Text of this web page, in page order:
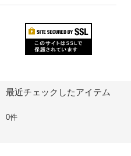
最近チェックしたアイテム
0件